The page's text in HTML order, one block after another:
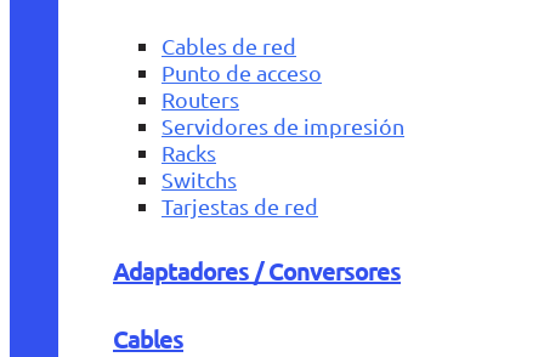
Cables de red
Punto de acceso
Routers
Servidores de impresión
Racks
Switchs
Tarjestas de red
Adaptadores / Conversores
Cables